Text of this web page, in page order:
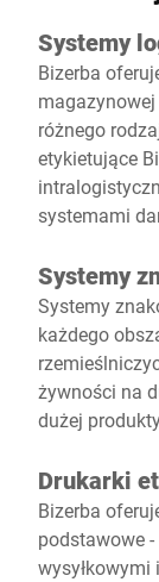
Systemy
Bizerba
różnego
etykietujące
systemami
Systemy
Systemy
każdego
żywności na
dużej
Drukarki
Bizerba
podstawowe